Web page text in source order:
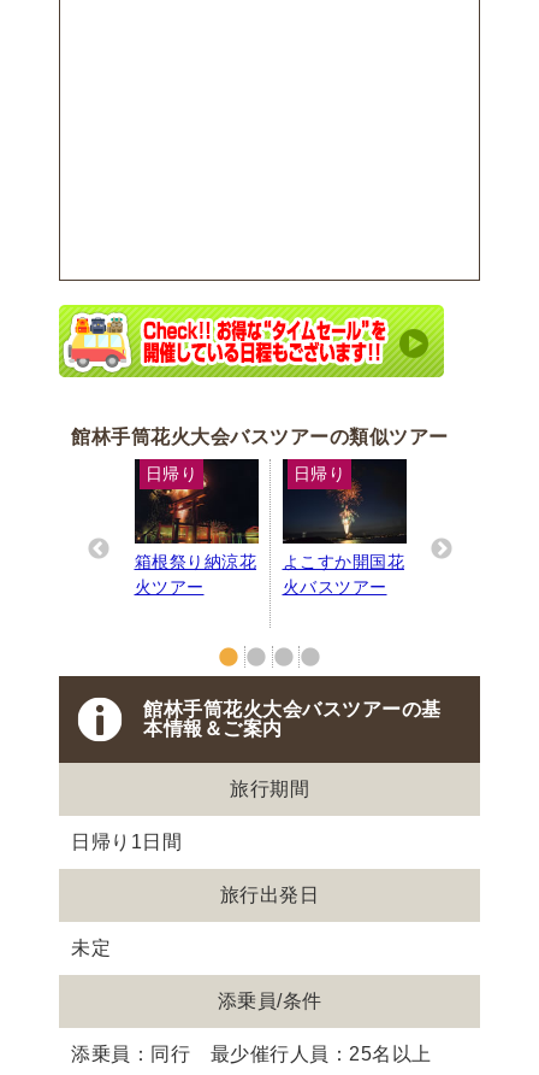
館林手筒花火大会バスツアーの類似ツアー
勢神宮奉納花
日帰り
箱根祭り納涼花
火ツアー
日帰り
よこすか開国花
火バスツアー
長岡花火バス
館林手筒花火大会バスツアーの基
本情報＆ご案内
旅行期間
日帰り1日間
旅行出発日
未定
添乗員/条件
添乗員：同行 最少催行人員：25名以上